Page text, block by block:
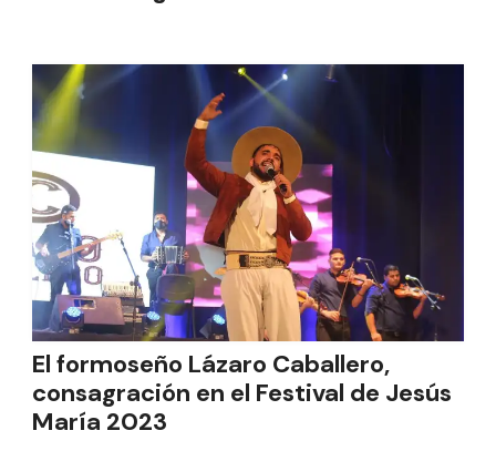
El formoseño Lázaro Caballero,
consagración en el Festival de Jesús
María 2023